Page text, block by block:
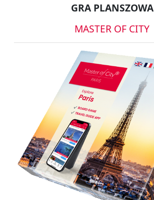
GRA PLANSZOWA
MASTER OF CITY